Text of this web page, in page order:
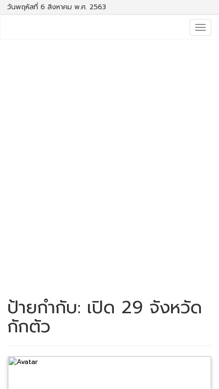
วันพฤหัสที่ 6 สิงหาคม พ.ศ. 2563
ป้ายกำกับ: เปิด 29 จังหวัด
กักตัว